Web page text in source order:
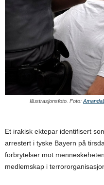
Illustrasjonsfoto. Foto:
Et irakisk ektepar identifisert
arrestert i tyske Bayern på
forbrytelser mot
medlemskap i